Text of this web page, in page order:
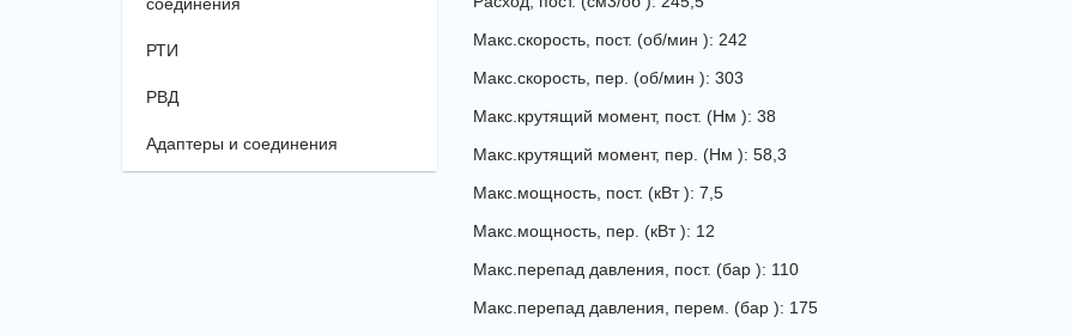
РТИ
РВД
Адаптеры и соединения
Макс.скорость, пост. (об/мин ): 242
Макс.скорость, пер. (об/мин ): 303
Макс.крутящий момент, пост. (Нм ): 38
Макс.крутящий момент, пер. (Нм ): 58,3
Макс.мощность, пост. (кВт ): 7,5
Макс.мощность, пер. (кВт ): 12
Макс.перепад давления, пост. (бар ): 110
Макс.перепад давления, перем. (бар ): 175